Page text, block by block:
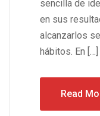
sencilla de
en sus
alcanzarlos
hábitos. En […]
Read